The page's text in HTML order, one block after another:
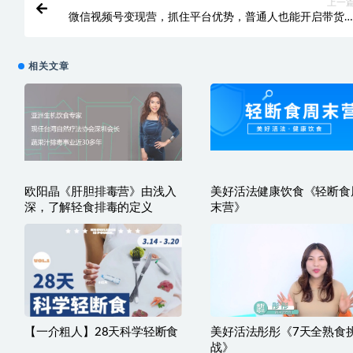
上一
微信视频号变现营，抓住平台优势，普通人也能开启带货
相关文章
欧阳晶《肝胆排毒营》由浅入
深，了解轻食排毒的定义
美好活法健康饮食《轻断食
末营》
【一介粗人】28天科学轻断食
美好活法彤彤《7天全熟食
战》